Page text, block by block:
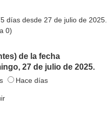
días desde 27 de julio de 2025.
0)
de la fecha
27 de julio de 2025.
Hace días